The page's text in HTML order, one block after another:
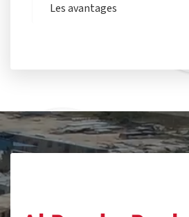
Les avantages